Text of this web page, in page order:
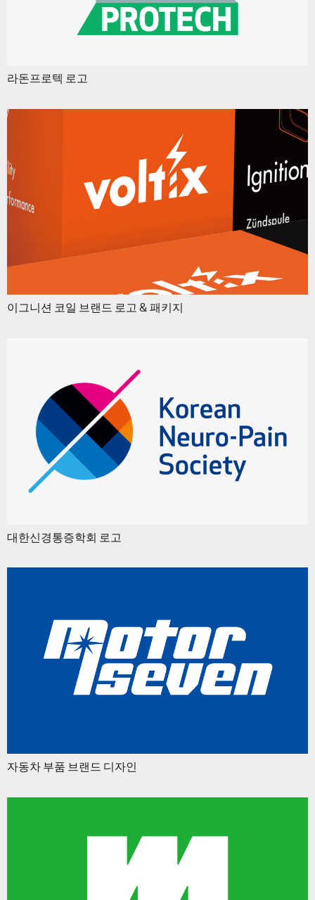
라돈프로텍 로고
이그니션 코일 브랜드 로고 & 패키지
대한신경통증학회 로고
자동차 부품 브랜드 디자인